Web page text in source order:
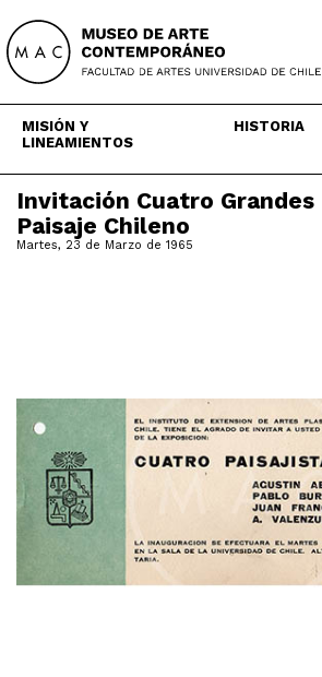
content
MISIÓN Y
LINEAMIENTOS
HISTORIA
Invitación Cuatro
Paisaje Chileno
Martes, 23 de Marzo de 1965